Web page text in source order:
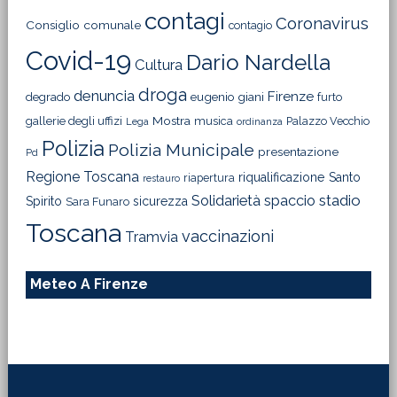
Consiglio comunale contagi contagio Coronavirus
Covid-19 Cultura Dario Nardella
degrado denuncia droga eugenio giani Firenze furto
gallerie degli uffizi Lega Mostra musica ordinanza Palazzo Vecchio
Pd Polizia Polizia Municipale presentazione
Regione Toscana restauro riapertura riqualificazione Santo
Spirito Sara Funaro sicurezza Solidarietà spaccio stadio
Toscana Tramvia vaccinazioni
Meteo A Firenze